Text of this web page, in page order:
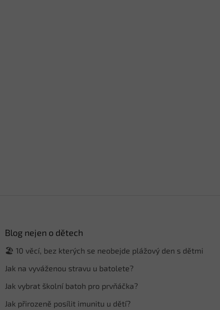
Blog nejen o dětech
🏖️ 10 věcí, bez kterých se neobejde plážový den s dětmi
Jak na vyváženou stravu u batolete?
Jak vybrat školní batoh pro prvňáčka?
Jak přirozeně posílit imunitu u dětí?